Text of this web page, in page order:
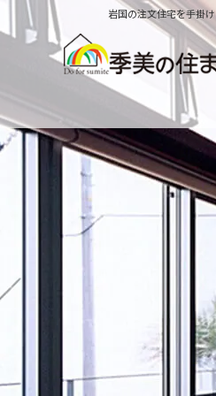
岩国の注文住宅を手掛
前に
れ
季美の住まいの
性能・クオリティ
アフターメンテナ